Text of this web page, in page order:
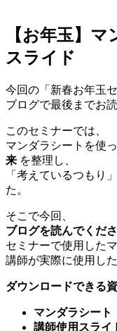
【お年玉】
スライド
今回の「新春お年玉
ブログで最後までお
このセミナーでは、
マンダラシートを使
来 を整理し、
「考えているつもり
た。
そこで今回、
ブログを読んでくだ
セミナーで使用した
講師が実際に使用し
ダウンロードできる
マンダラシート
講師使用スライ